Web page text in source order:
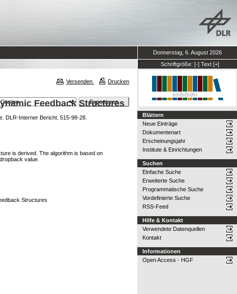
Donnerstag, 6. August 2026
Schriftgröße: [-] Text [+]
Versenden Drucken
Feedback Structures
DLR-Interner Bericht. 515-98-28.
is derived. The algorithm is based on
value.
Structures
Blättern
Neue Einträge
Dokumentenart
Erscheinungsjahr
Institute & Einrichtungen
Suchen
Einfache Suche
Erweiterte Suche
Programmatische Suche
Vordefinierte Suche
RSS-Feed
Hilfe & Kontakt
Verwendete Datenquellen
Kontakt
Informationen
Open Access - HGF